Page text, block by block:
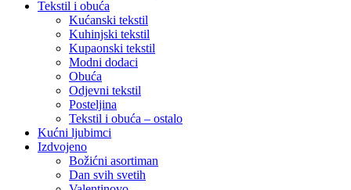
Tekstil i obuća
Kućanski tekstil
Kuhinjski tekstil
Kupaonski tekstil
Modni dodaci
Obuća
Odjevni tekstil
Posteljina
Tekstil i obuća – ostalo
Kućni ljubimci
Izdvojeno
Božićni asortiman
Dan svih svetih